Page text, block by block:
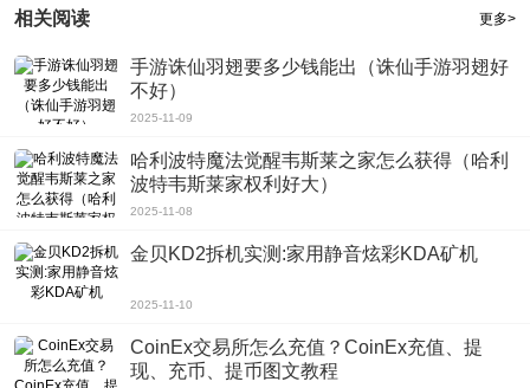
精选评测
谜题的出现，你需要在场景里面收集大量的线索，在你不断地分析推断之下找出
正确的答案，从而成功完成各种任务挑战，喜欢的朋友快来体验吧。
相关阅读 更多>
手游诛仙羽翅要多少钱能出（诛仙手游羽翅好
不好）
2025-11-09
哈利波特魔法觉醒韦斯莱之家怎么获得（哈利
波特韦斯莱家权利好大）
2025-11-08
金贝KD2拆机实测:家用静音炫彩KDA矿机
2025-11-10
CoinEx交易所怎么充值？CoinEx充值、提
现、充币、提币图文教程